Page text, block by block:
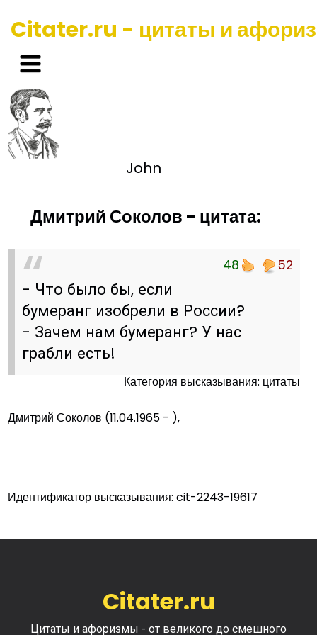
Citater.ru - цитаты и
John
Дмитрий Соколов - цитата:
48 52
- Что было бы, если
бумеранг изобрели в России?
- Зачем нам бумеранг? У нас
грабли есть!
Категория высказывания: цитаты
Дмитрий Соколов (11.04.1965 - ),
Идентификатор высказывания: cit-2243-19617
Citater.ru
Цитаты и афоризмы - от великого до смешного